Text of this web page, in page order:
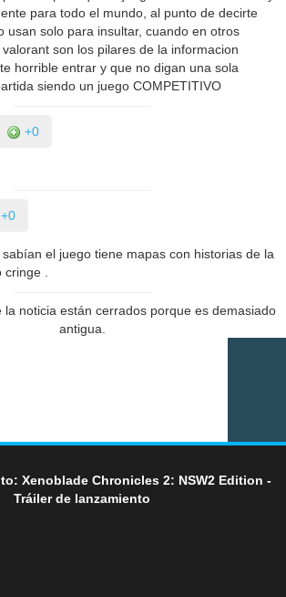
para todo el mundo, al punto de decirte
usan solo para insultar, cuando en otros
son los pilares de la informacion
horrible entrar y que no digan una sola
siendo un juego COMPETITIVO
+0
+0
el juego tiene mapas con historias de la
.
la noticia están cerrados porque es demasiado
antigua.
Xenoblade Chronicles 2: NSW2 Edition -
Tráiler de lanzamiento